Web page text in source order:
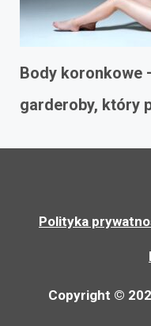
Body koronkowe
garderoby, który
Polityka
Copyright ©